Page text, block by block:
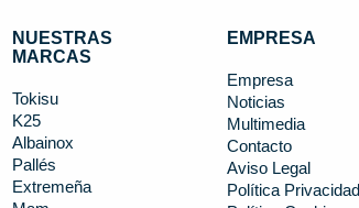
NUESTRAS
MARCAS
Tokisu
K25
Albainox
Pallés
Extremeña
EMPRESA
Empresa
Noticias
Multimedia
Contacto
Aviso Legal
Política Privacidad